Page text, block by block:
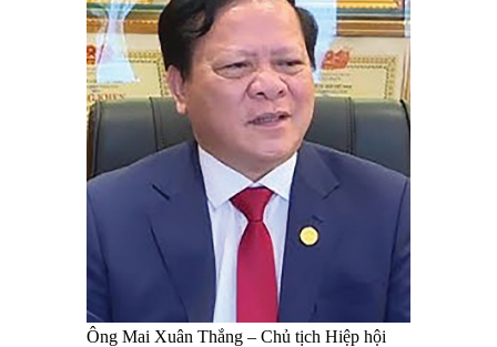
Ông Mai Xuân Thắng – Chủ tịch Hiệp hội